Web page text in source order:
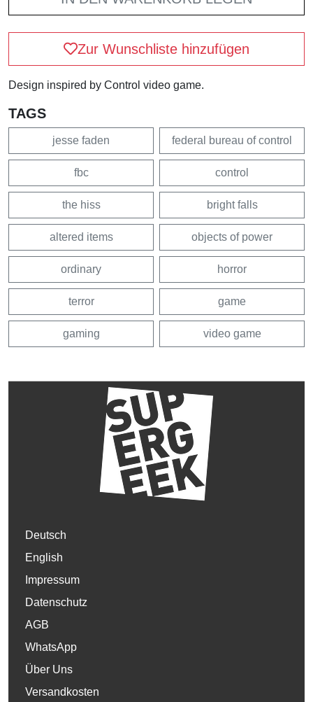
Zur Wunschliste hinzufügen
Design inspired by Control video game.
TAGS
jesse faden federal bureau of control
fbc control
the hiss bright falls
altered items objects of power
ordinary horror
terror game
gaming video game
Deutsch
English
Impressum
Datenschutz
AGB
WhatsApp
Über Uns
Versandkosten